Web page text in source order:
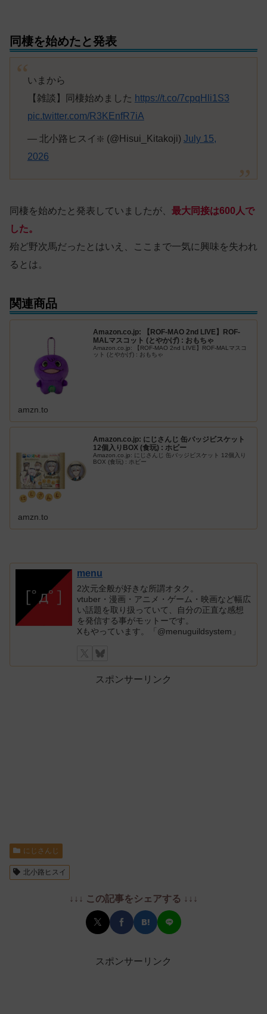
同棲を始めたと発表
いまから
【雑談】同棲始めました https://t.co/7cpqHli1S3
pic.twitter.com/R3KEnfR7iA
— 北小路ヒスイ❇️ (@Hisui_Kitakoji) July 15,
2026
同棲を始めたと発表していましたが、 最大同接は600人で
した。
殆ど野次馬だったとはいえ、ここまで一気に興味を失われ
るとは。
関連商品
Amazon.co.jp: 【ROF-MAO 2nd LIVE】ROF-
MALマスコット (とやかげ) : おもちゃ
Amazon.co.jp: 【ROF-MAO 2nd LIVE】ROF-MALマスコ
ット (とやかげ) : おもちゃ
amzn.to
Amazon.co.jp: にじさんじ 缶バッジビスケット
12個入りBOX (食玩) : ホビー
Amazon.co.jp: にじさんじ 缶バッジビスケット 12個入り
BOX (食玩) : ホビー
amzn.to
menu
2次元全般が好きな所謂オタク。
vtuber・漫画・アニメ・ゲーム・映画など幅広
い話題を取り扱っていて、自分の正直な感想
を発信する事がモットーです。
Xもやっています。「@menuguildsystem」
スポンサーリンク
にじさんじ
北小路ヒスイ
↓↓↓ この記事をシェアする ↓↓↓
スポンサーリンク